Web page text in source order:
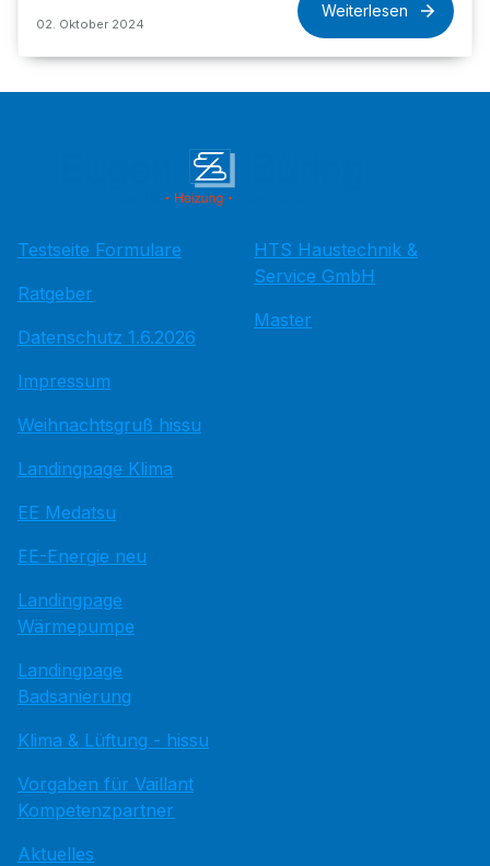
02. Oktober 2024
Weiterlesen
Testseite Formulare
Ratgeber
Datenschutz 1.6.2026
Impressum
Weihnachtsgruß hissu
Landingpage Klima
EE Medatsu
EE-Energie neu
Landingpage
Wärmepumpe
Landingpage
Badsanierung
Klima & Lüftung - hissu
Vorgaben für Vaillant
Kompetenzpartner
Aktuelles
HTS Haustechnik &
Service GmbH
Master